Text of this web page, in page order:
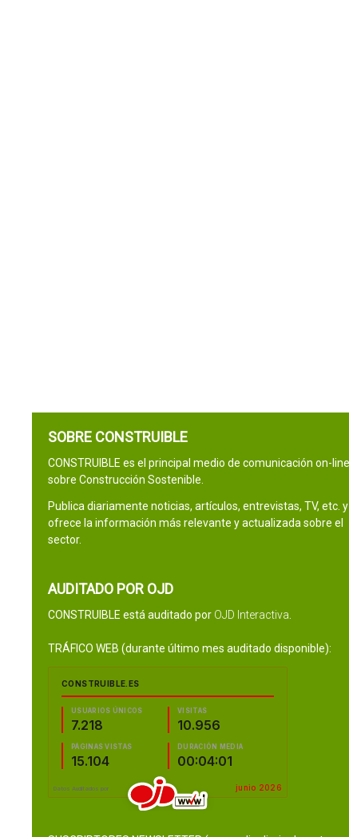
SOBRE CONSTRUIBLE
CONSTRUIBLE es el principal medio de comunicación on-line
sobre Construcción Sostenible.
Publica diariamente noticias, artículos, entrevistas, TV, etc. y
ofrece la información más relevante y actualizada sobre el
sector.
AUDITADO POR OJD
CONSTRUIBLE está auditado por OJD Interactiva
TRÁFICO WEB (durante último mes auditado disponible):